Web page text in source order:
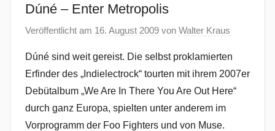
Dúné – Enter Metropolis
Veröffentlicht am 16. August 2009 von Walter Kraus
Dúné sind weit gereist. Die selbst proklamierten
Erfinder des „Indielectrock“ tourten mit ihrem 2007er
Debütalbum „We Are In There You Are Out Here“
durch ganz Europa, spielten unter anderem im
Vorprogramm der Foo Fighters und von Muse.